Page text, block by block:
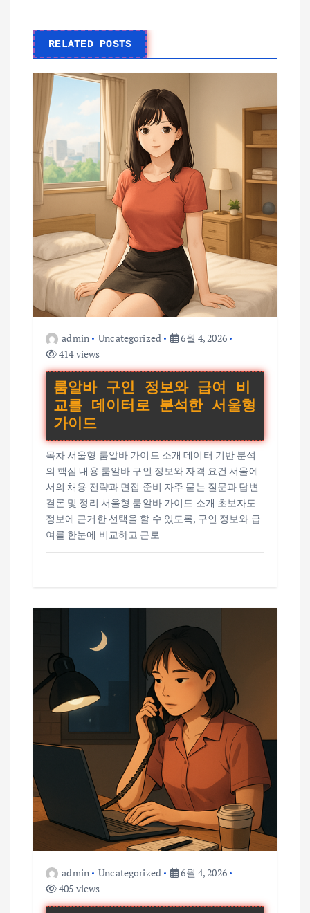
RELATED POSTS
admin Uncategorized
6월 4, 2026
414 views
룸알바 구인 정보와 급여 비
교를 데이터로 분석한 서울형
가이드
목차 서울형 룸알바 가이드 소개 데이터 기반 분석
의 핵심 내용 룸알바 구인 정보와 자격 요건 서울에
서의 채용 전략과 면접 준비 자주 묻는 질문과 답변
결론 및 정리 서울형 룸알바 가이드 소개 초보자도
정보에 근거한 선택을 할 수 있도록, 구인 정보와 급
여를 한눈에 비교하고 근로
admin Uncategorized
6월 4, 2026
405 views